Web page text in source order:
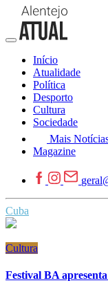
Início
Atualidade
Política
Desporto
Cultura
Sociedade
Mais
Magazine
Cuba
Cultura
Festival BA